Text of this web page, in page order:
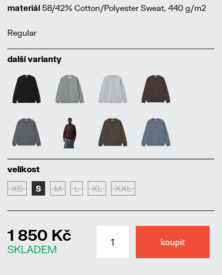
materiál 58/42% Cotton/Polyester Sweat, 440 g/m2
Regular
další varianty
velikost
XS S M L XL XXL
1 850 Kč
SKLADEM